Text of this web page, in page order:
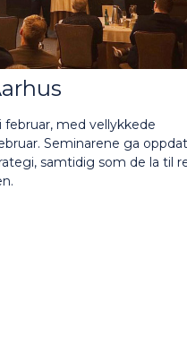
med vellykkede
Seminarene ga
samtidig som de la til